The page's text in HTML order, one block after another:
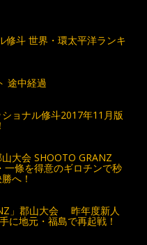
修斗 世界・環太平洋ランキ
途中経過
ョナル修斗2017年11月版
大会 SHOOTO GRANZ
條を得意のギロチンで秒
へ！
」郡山大会 昨年度新人
に地元・福島で再起戦！